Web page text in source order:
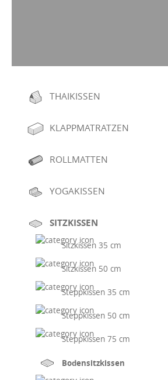
THAIKISSEN
KLAPPMATRATZEN
ROLLMATTEN
YOGAKISSEN
SITZKISSEN
Sitzkissen 35 cm
Sitzkissen 50 cm
Steppkissen 35 cm
Steppkissen 50 cm
Steppkissen 75 cm
Bodensitzkissen